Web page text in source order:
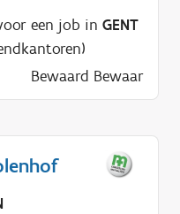
een job in GENT
Bewaard Bewaar